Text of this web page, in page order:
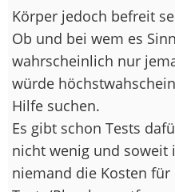
Körper jedoch befreit
Ob und bei wem es
wahrscheinlich nur
würde
Hilfe suchen.
Es gibt schon Tests
nicht wenig und soweit
niemand die Kosten für